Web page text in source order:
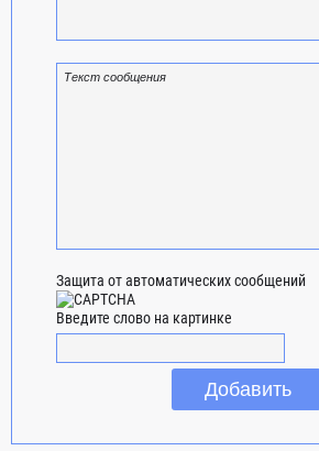
Защита от автоматических сообщений
Введите слово на картинке